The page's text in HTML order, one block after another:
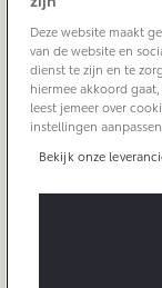
Aircoservice
Vakantiecheck
Hybride
Toyota
Toyota Service
Contact en
Maandag
Dinsdag08:00 -
Woensdag08:00 -
Donderdag08:00 -
Vrijdag08.00-18.00
Zaterdag
09:30 -
ZondagGesloten
Deze website maakt
van de website en
dienst te zijn en te
hiermee akkoord
leest jemeer over
instellingen aanpassen.
Bekijk onze